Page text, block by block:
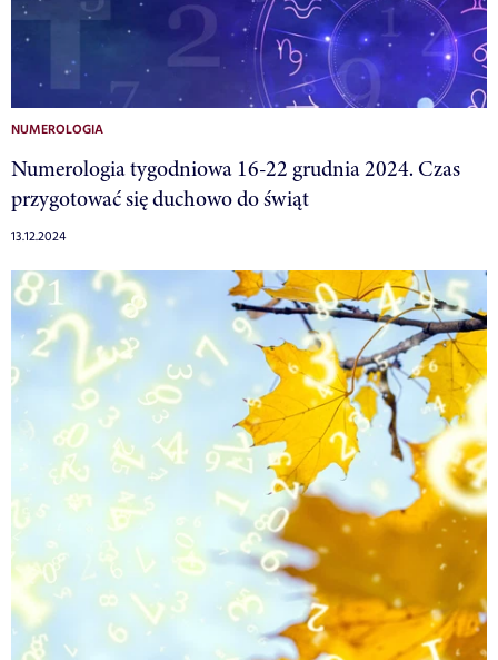
NUMEROLOGIA
Numerologia tygodniowa 16-22 grudnia 2024. Czas
przygotować się duchowo do świąt
13.12.2024